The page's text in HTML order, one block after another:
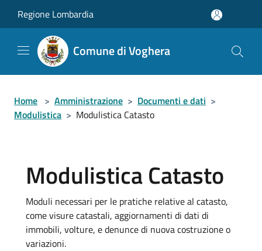
Regione Lombardia
Comune di Voghera
Home > Amministrazione > Documenti e dati >
Modulistica > Modulistica Catasto
Modulistica Catasto
Moduli necessari per le pratiche relative al catasto,
come visure catastali, aggiornamenti di dati di
immobili, volture, e denunce di nuova costruzione o
variazioni.